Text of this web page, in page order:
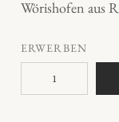
Wörishofen aus
ERWERBEN
a